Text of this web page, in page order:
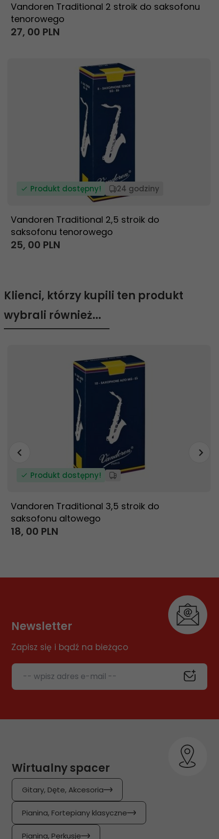
Vandoren Traditional 2 stroik do saksofonu
tenorowego
27, 00 PLN
Produkt dostępny! 24 godziny
Vandoren Traditional 2,5 stroik do
saksofonu tenorowego
25, 00 PLN
Klienci, którzy kupili ten produkt
wybrali również...
Produkt dostępny!
Vandoren Traditional 3,5 stroik do
saksofonu altowego
18, 00 PLN
Newsletter
Zapisz się i bądź na bieżąco
-- wpisz adres e-mail --
Wirtualny spacer
Gitary, Dęte, Akcesoria
Pianina, Fortepiany klasyczne
Pianina, Perkusje